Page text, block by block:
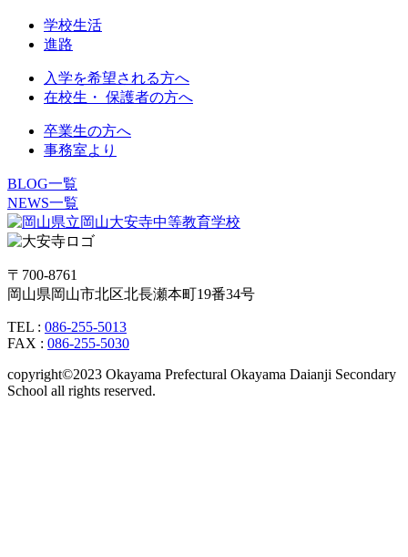
学校生活
進路
入学を希望される方へ
在校生・ 保護者の方へ
卒業生の方へ
事務室より
BLOG一覧
NEWS一覧
〒700-8761
岡山県岡山市北区北長瀬本町19番34号
TEL : 086-255-5013
FAX : 086-255-5030
copyright©2023 Okayama Prefectural Okayama Daianji Secondary
School all rights reserved.